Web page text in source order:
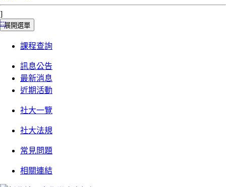
]
:::展開選單
課程查詢
訊息公告
最新消息
近期活動
社大一覽
社大法規
常見問題
相關連結